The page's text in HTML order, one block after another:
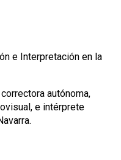
e Interpretación en la
autónoma,
e intérprete